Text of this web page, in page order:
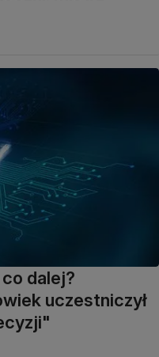
co dalej?
uczestniczył